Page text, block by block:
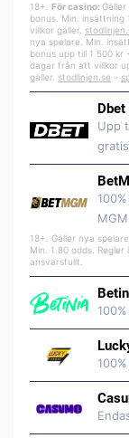
18+. För casino:
bonus. Min. insättning
villkor gäller.
nya spelare. Min.
bonus upp till 1 500 kr
dagar från att villkor
gäller. stodlinjen.se –
Dbet
Upp
18+. Gäller nya
Min. 1.80 odds. Regler
ansvarsfullt.